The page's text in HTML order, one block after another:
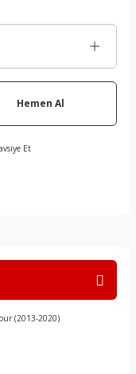
Hemen Al
Et
(2013-2020)